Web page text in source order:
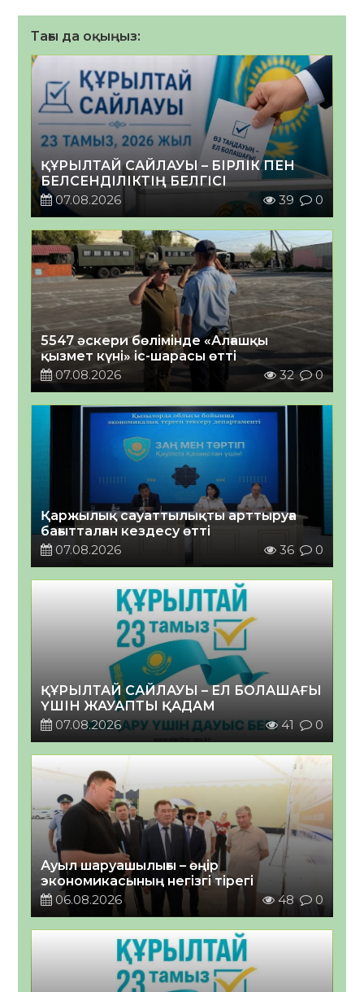
Тағы да оқыңыз:
ҚҰРЫЛТАЙ САЙЛАУЫ – БІРЛІК ПЕН
БЕЛСЕНДІЛІКТІҢ БЕЛГІСІ
07.08.2026
39 0
5547 әскери бөлімінде «Алғашқы
қызмет күні» іс-шарасы өтті
07.08.2026
32 0
Қаржылық сауаттылықты арттыруға
бағытталған кездесу өтті
07.08.2026
36 0
ҚҰРЫЛТАЙ САЙЛАУЫ – ЕЛ БОЛАШАҒЫ
ҮШІН ЖАУАПТЫ ҚАДАМ
07.08.2026
41 0
Ауыл шаруашылығы – өңір
экономикасының негізгі тірегі
06.08.2026
48 0